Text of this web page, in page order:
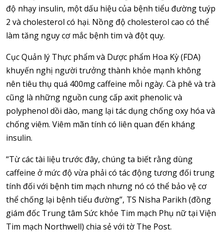
độ nhạy insulin, một dấu hiệu của bệnh tiểu đường tuýp
2 và cholesterol có hại. Nồng độ cholesterol cao có thể
làm tăng nguy cơ mắc bệnh tim và đột quỵ.
Cục Quản lý Thực phẩm và Dược phẩm Hoa Kỳ (FDA)
khuyến nghị người trưởng thành khỏe mạnh không
nên tiêu thụ quá 400mg caffeine mỗi ngày. Cà phê và trà
cũng là những nguồn cung cấp axit phenolic và
polyphenol dồi dào, mang lại tác dụng chống oxy hóa và
chống viêm. Viêm mãn tính có liên quan đến kháng
insulin.
“Từ các tài liệu trước đây, chúng ta biết rằng dùng
caffeine ở mức độ vừa phải có tác động tương đối trung
tính đối với bệnh tim mạch nhưng nó có thể bảo vệ cơ
thể chống lại bệnh tiểu đường”, TS Nisha Parikh (đồng
giám đốc Trung tâm Sức khỏe Tim mạch Phụ nữ tại Viện
Tim mạch Northwell) chia sẻ với tờ The Post.